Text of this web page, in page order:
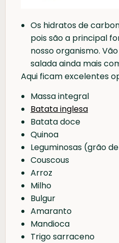
Os hidratos de
pois são a principal
nosso organismo.
salada ainda mais
Aqui ficam excelentes
Massa integral
Batata inglesa
Batata doce
Quinoa
Leguminosas (grão
Couscous
Arroz
Milho
Bulgur
Amaranto
Mandioca
Trigo sarraceno